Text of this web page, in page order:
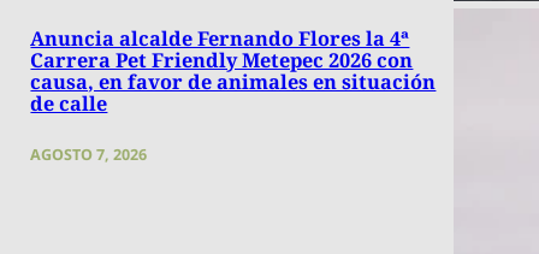
Anuncia alcalde Fernando Flores la 4ª
Carrera Pet Friendly Metepec 2026 con
causa, en favor de animales en situación
de calle
AGOSTO 7, 2026